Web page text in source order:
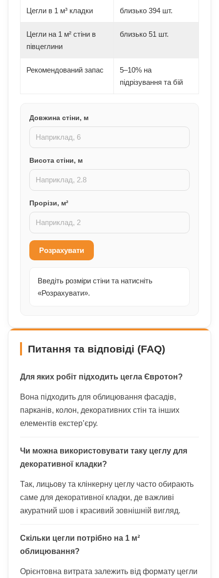
Цегли в 1 м³ кладки близько 394 шт.
Цегли на 1 м² стіни в
півцеглини
близько 51 шт.
Рекомендований запас
5–10% на
підрізування та бій
Довжина стіни, м
Висота стіни, м
Прорізи, м²
Розрахувати
Введіть розміри стіни та натисніть
«Розрахувати».
Питання та відповіді (FAQ)
Для яких робіт підходить цегла Євротон?
Вона підходить для облицювання фасадів,
парканів, колон, декоративних стін та інших
елементів екстер’єру.
Чи можна використовувати таку цеглу для
декоративної кладки?
Так, лицьову та клінкерну цеглу часто обирають
саме для декоративної кладки, де важливі
акуратний шов і красивий зовнішній вигляд.
Скільки цегли потрібно на 1 м²
облицювання?
Орієнтовна витрата залежить від формату цегли